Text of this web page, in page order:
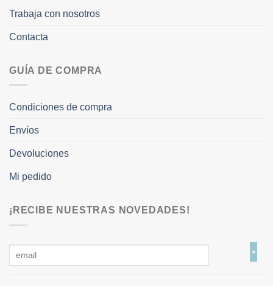
Trabaja con nosotros
Contacta
GUÍA DE COMPRA
Condiciones de compra
Envíos
Devoluciones
Mi pedido
¡RECIBE NUESTRAS NOVEDADES!